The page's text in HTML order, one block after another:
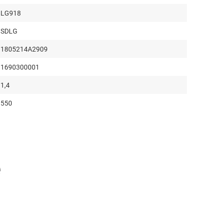
LG918
SDLG
1805214A2909
1690300001
1,4
550